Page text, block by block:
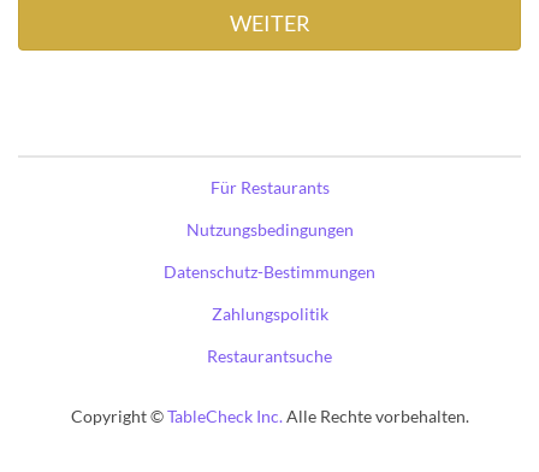
Für Restaurants
Nutzungsbedingungen
Datenschutz-Bestimmungen
Zahlungspolitik
Restaurantsuche
Copyright ©TableCheck Inc.Alle Rechte vorbehalten.